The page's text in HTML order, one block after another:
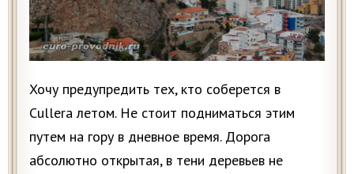
Хочу предупредить тех, кто соберется в
Cullera летом. Не стоит подниматься этим
путем на гору в дневное время. Дорога
абсолютно открытая, в тени деревьев не